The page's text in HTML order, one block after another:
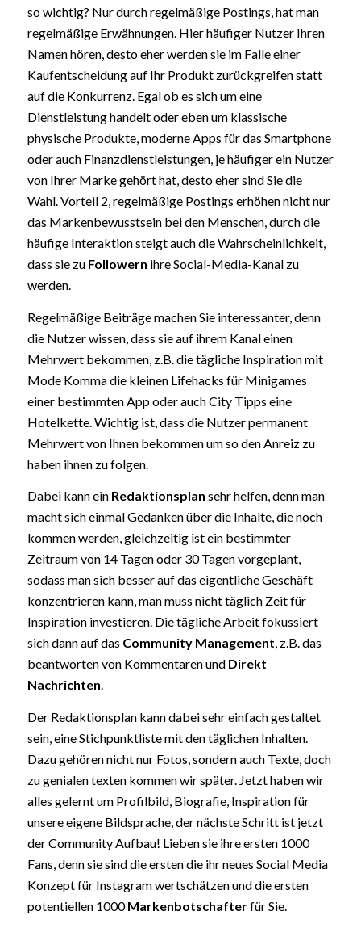
so wichtig? Nur durch regelmäßige Postings, hat man
regelmäßige Erwähnungen. Hier häufiger Nutzer Ihren
Namen hören, desto eher werden sie im Falle einer
Kaufentscheidung auf Ihr Produkt zurückgreifen statt
auf die Konkurrenz. Egal ob es sich um eine
Dienstleistung handelt oder eben um klassische
physische Produkte, moderne Apps für das Smartphone
oder auch Finanzdienstleistungen, je häufiger ein Nutzer
von Ihrer Marke gehört hat, desto eher sind Sie die
Wahl. Vorteil 2, regelmäßige Postings erhöhen nicht nur
das Markenbewusstsein bei den Menschen, durch die
häufige Interaktion steigt auch die Wahrscheinlichkeit,
dass sie zu Followern ihre Social-Media-Kanal zu
werden.
Regelmäßige Beiträge machen Sie interessanter, denn
die Nutzer wissen, dass sie auf ihrem Kanal einen
Mehrwert bekommen, z.B. die tägliche Inspiration mit
Mode Komma die kleinen Lifehacks für Minigames
einer bestimmten App oder auch City Tipps eine
Hotelkette. Wichtig ist, dass die Nutzer permanent
Mehrwert von Ihnen bekommen um so den Anreiz zu
haben ihnen zu folgen.
Dabei kann ein Redaktionsplan sehr helfen, denn man
macht sich einmal Gedanken über die Inhalte, die noch
kommen werden, gleichzeitig ist ein bestimmter
Zeitraum von 14 Tagen oder 30 Tagen vorgeplant,
sodass man sich besser auf das eigentliche Geschäft
konzentrieren kann, man muss nicht täglich Zeit für
Inspiration investieren. Die tägliche Arbeit fokussiert
sich dann auf das Community Management, z.B. das
beantworten von Kommentaren und Direkt
Nachrichten.
Der Redaktionsplan kann dabei sehr einfach gestaltet
sein, eine Stichpunktliste mit den täglichen Inhalten.
Dazu gehören nicht nur Fotos, sondern auch Texte, doch
zu genialen texten kommen wir später. Jetzt haben wir
alles gelernt um Profilbild, Biografie, Inspiration für
unsere eigene Bildsprache, der nächste Schritt ist jetzt
der Community Aufbau! Lieben sie ihre ersten 1000
Fans, denn sie sind die ersten die ihr neues Social Media
Konzept für Instagram wertschätzen und die ersten
potentiellen 1000Markenbotschafterfür Sie.